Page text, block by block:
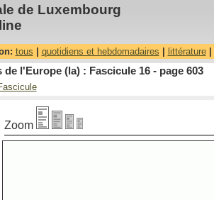
de Luxembourg
tous quotidiens et hebdomadaires littérature|
l'Europe (la) : Fascicule 16 - page 603
Zoom